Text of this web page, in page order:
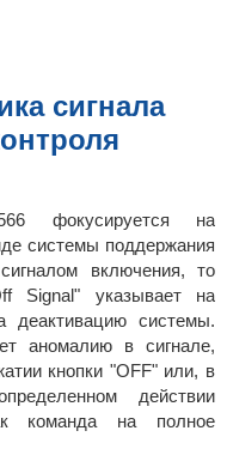
сигнала
фокусируется на
системы поддержания
включения, то
Signal" указывает на
деактивацию системы.
аномалию в сигнале,
кнопки "OFF" или, в
действии
команда на полное